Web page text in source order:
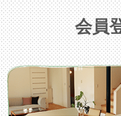
会員